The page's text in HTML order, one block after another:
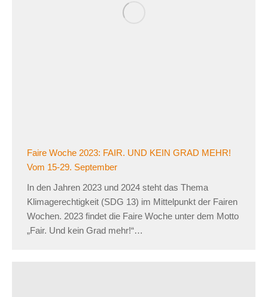
Faire Woche 2023: FAIR. UND KEIN GRAD MEHR!
Vom 15-29. September
In den Jahren 2023 und 2024 steht das Thema
Klimagerechtigkeit (SDG 13) im Mittelpunkt der Fairen
Wochen. 2023 findet die Faire Woche unter dem Motto
„Fair. Und kein Grad mehr!“…